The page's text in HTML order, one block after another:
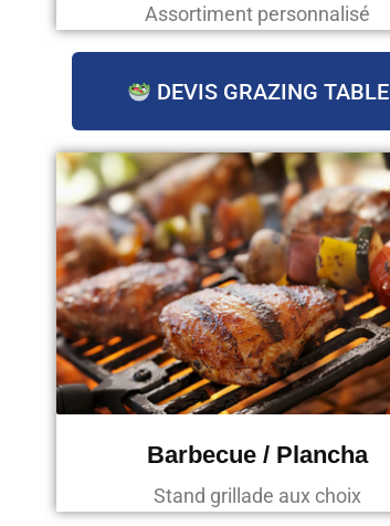
Assortiment personnalisé
DEVIS GRAZING TABLE
Barbecue / Plancha
Stand grillade aux choix